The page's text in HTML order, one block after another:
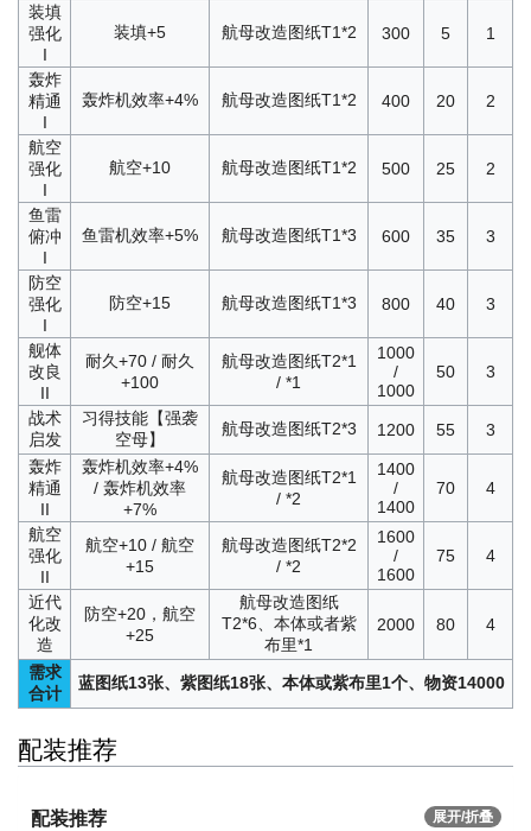
装填
强化
I
装填+5 航母改造图纸T1*2 300 5 1
轰炸
精通
I
轰炸机效率+4% 航母改造图纸T1*2 400 20 2
航空
强化
I
航空+10 航母改造图纸T1*2 500 25 2
鱼雷
俯冲
I
鱼雷机效率+5% 航母改造图纸T1*3 600 35 3
防空
强化
I
防空+15 航母改造图纸T1*3 800 40 3
舰体
改良
II
耐久+70 / 耐久
+100
航母改造图纸T2*1
/ *1
1000
/
1000
50 3
战术
启发
习得技能【强袭
空母】
航母改造图纸T2*3 1200 55
3
轰炸
精通
II
轰炸机效率+4%
/ 轰炸机效率
+7%
航母改造图纸T2*1
/ *2
1400
/
1400
70 4
航空
强化
II
航空+10 / 航空
+15
航母改造图纸T2*2
/ *2
1600
/
1600
75 4
近代
化改
造
防空+20，航空
+25
航母改造图纸
T2*6、本体或者紫
布里*1
2000 80 4
需求
合计
蓝图纸13张、紫图纸18张、本体或紫布里1个、物资14000
配装推荐
配装推荐 展开/折叠